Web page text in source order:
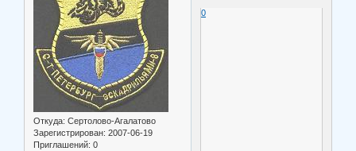
Откуда: Сертолово-Агалатово
Зарегистрирован: 2007-06-19
Приглашений: 0
0